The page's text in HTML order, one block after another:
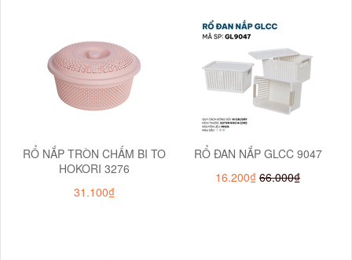
RỔ NẮP TRÒN CHẤM BI TO
HOKORI 3276
31.100₫
RỔ ĐAN NẮP GLCC 9047
16.200₫ 66.000₫